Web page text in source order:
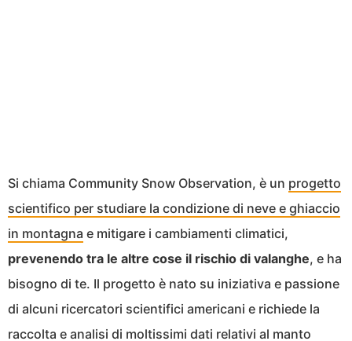
Si chiama Community Snow Observation, è un progetto
scientifico per studiare la condizione di neve e ghiaccio
in montagna e mitigare i cambiamenti climatici,
prevenendo tra le altre cose il rischio di valanghe, e ha
bisogno di te. Il progetto è nato su iniziativa e passione
di alcuni ricercatori scientifici americani e richiede la
raccolta e analisi di moltissimi dati relativi al manto